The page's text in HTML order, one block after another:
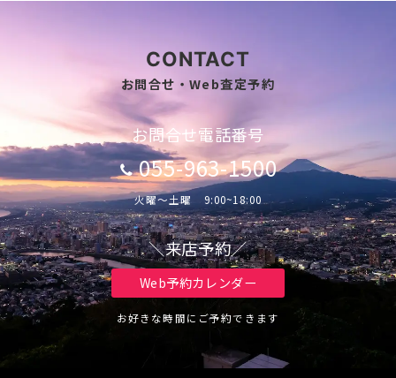
CONTACT
お問合せ・Web査定予約
お問合せ電話番号
055-963-1500
火曜～土曜 9:00~18:00
＼来店予約／
Web予約カレンダー
お好きな時間にご予約できます